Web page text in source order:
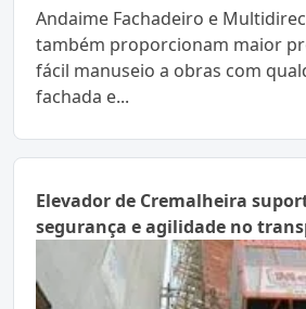
Andaime Fachadeiro e
também proporcionam maior
fácil manuseio a obras com
fachada e...
Elevador de Cremalheira
segurança e agilidade no